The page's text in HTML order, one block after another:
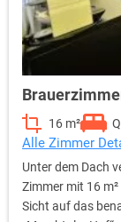
16 m²
Alle Zimmer
Unter dem Dach
Zimmer mit 16
Sicht auf das